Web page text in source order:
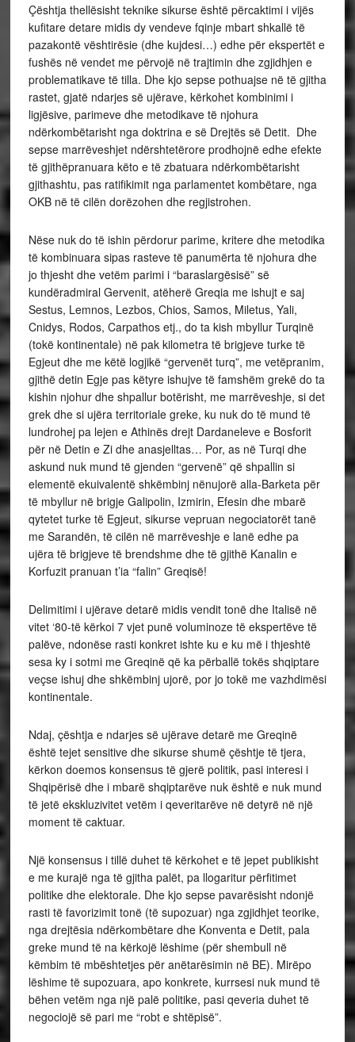
Çështja thellësisht teknike sikurse është përcaktimi i vijës
kufitare detare midis dy vendeve fqinje mbart shkallë të
pazakontë vështirësie (dhe kujdesi…) edhe për ekspertët e
fushës në vendet me përvojë në trajtimin dhe zgjidhjen e
problematikave të tilla. Dhe kjo sepse pothuajse në të gjitha
rastet, gjatë ndarjes së ujërave, kërkohet kombinimi i
ligjësive, parimeve dhe metodikave të njohura
ndërkombëtarisht nga doktrina e së Drejtës së Detit. Dhe
sepse marrëveshjet ndërshtetërore prodhojnë edhe efekte
të gjithëpranuara këto e të zbatuara ndërkombëtarisht
gjithashtu, pas ratifikimit nga parlamentet kombëtare, nga
OKB në të cilën dorëzohen dhe regjistrohen.
Nëse nuk do të ishin përdorur parime, kritere dhe metodika
të kombinuara sipas rasteve të panumërta të njohura dhe
jo thjesht dhe vetëm parimi i “baraslargësisë” së
kundëradmiral Gervenit, atëherë Greqia me ishujt e saj
Sestus, Lemnos, Lezbos, Chios, Samos, Miletus, Yali,
Cnidys, Rodos, Carpathos etj., do ta kish mbyllur Turqinë
(tokë kontinentale) në pak kilometra të brigjeve turke të
Egjeut dhe me këtë logjikë “gervenët turq”, me vetëpranim,
gjithë detin Egje pas këtyre ishujve të famshëm grekë do ta
kishin njohur dhe shpallur botërisht, me marrëveshje, si det
grek dhe si ujëra territoriale greke, ku nuk do të mund të
lundrohej pa lejen e Athinës drejt Dardaneleve e Bosforit
për në Detin e Zi dhe anasjelltas… Por, as në Turqi dhe
askund nuk mund të gjenden “gervenë” që shpallin si
elementë ekuivalentë shkëmbinj nënujorë alla-Barketa për
të mbyllur në brigje Galipolin, Izmirin, Efesin dhe mbarë
qytetet turke të Egjeut, sikurse vepruan negociatorët tanë
me Sarandën, të cilën në marrëveshje e lanë edhe pa
ujëra të brigjeve të brendshme dhe të gjithë Kanalin e
Korfuzit pranuan t’ia “falin” Greqisë!
Delimitimi i ujërave detarë midis vendit tonë dhe Italisë në
vitet ‘80-të kërkoi 7 vjet punë voluminoze të ekspertëve të
palëve, ndonëse rasti konkret ishte ku e ku më i thjeshtë
sesa ky i sotmi me Greqinë që ka përballë tokës shqiptare
veçse ishuj dhe shkëmbinj ujorë, por jo tokë me vazhdimësi
kontinentale.
Ndaj, çështja e ndarjes së ujërave detarë me Greqinë
është tejet sensitive dhe sikurse shumë çështje të tjera,
kërkon doemos konsensus të gjerë politik, pasi interesi i
Shqipërisë dhe i mbarë shqiptarëve nuk është e nuk mund
të jetë ekskluzivitet vetëm i qeveritarëve në detyrë në një
moment të caktuar.
Një konsensus i tillë duhet të kërkohet e të jepet publikisht
e me kurajë nga të gjitha palët, pa llogaritur përfitimet
politike dhe elektorale. Dhe kjo sepse pavarësisht ndonjë
rasti të favorizimit tonë (të supozuar) nga zgjidhjet teorike,
nga drejtësia ndërkombëtare dhe Konventa e Detit, pala
greke mund të na kërkojë lëshime (për shembull në
këmbim të mbështetjes për anëtarësimin në BE). Mirëpo
lëshime të supozuara, apo konkrete, kurrsesi nuk mund të
bëhen vetëm nga një palë politike, pasi qeveria duhet të
negociojë së pari me “robt e shtëpisë”.